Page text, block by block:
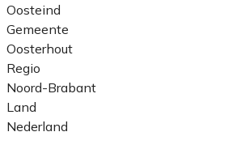
Oosteind
Gemeente
Oosterhout
Regio
Noord-Brabant
Land
Nederland